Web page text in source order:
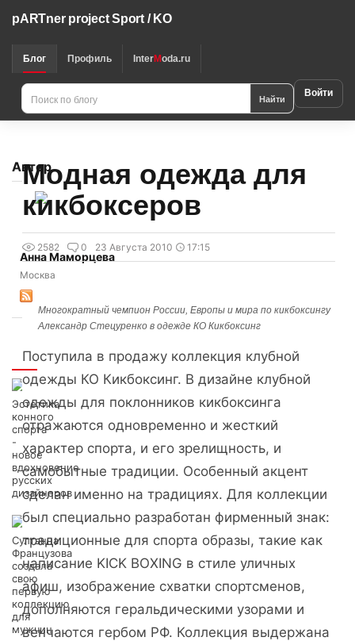
pARTner project Sport / KO
Блог Профиль InterModa.ru
Найти Войти
Автор
Анна Маморцева
Москва
Интересно
Эстетика
конного
спорта
-
новое
вдохновение
русских
дизайнеров
Султанна
Французова
создала
свою
первую
коллекцию
для
мужчин
Модная одежда для
кикбоксеров
2582 0 23 Августа 2010 17:15
Многократный чемпион России, Европы и мира по кикбоксингу
Александр Стецуренко в одежде КО Кикбоксинг
Поступила в продажу коллекция клубной
одежды КО Кикбоксинг. В дизайне клубной
одежды для поклонников кикбоксинга
отражаются одновременно и жесткий
характер спорта, и его зрелищность, и
самобытные традиции. Особенный акцент
сделан именно на традициях. Для коллекции
был специально разработан фирменный знак:
традиционные для спорта образы, такие как
написание KICK BOXING в стиле уличных
афиш, изображение схватки спортсменов,
дополняются геральдическими узорами и
венчаются гербом РФ. Коллекция выдержана